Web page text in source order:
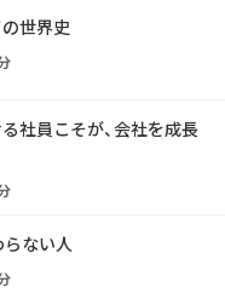
世界史
社員こそが、会社を成長
ない人